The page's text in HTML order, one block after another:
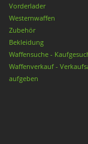
Vorderlader
Westernwaffen
Zubehör
Bekleidung
Waffensuche -
Waffenverkauf -
aufgeben